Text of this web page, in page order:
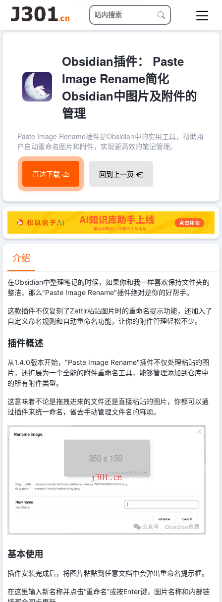
Obsidian插件： Paste
Image Rename简化
Obsidian中图片及附件的
管理
Paste Image Rename插件是Obsidian中的实用工具，帮助用
户自动重命名图片和附件，实现更高效的笔记管理。
直达下载 回到上一页
介绍
在Obsidian中整理笔记的时候，如果你和我一样喜欢保持文件夹的
整洁，那么"Paste Image Rename"插件绝对是你的好帮手。
这款插件不仅复刻了Zettlr粘贴图片时的重命名提示功能，还加入了
自定义命名规则和自动重命名功能，让你的附件管理轻松不少。
插件概述
从1.4.0版本开始，"Paste Image Rename"插件不仅处理粘贴的图
片，还扩展为一个全能的附件重命名工具，能够管理添加到仓库中
的所有附件类型。
这意味着不论是拖拽进来的文件还是直接粘贴的图片，你都可以通
过插件来统一命名，省去手动管理文件名的麻烦。
基本使用
插件安装完成后，将图片粘贴到任意文档中会弹出重命名提示框。
在这里输入新名称并点击“重命名”或按Enter键，图片名称和内部链